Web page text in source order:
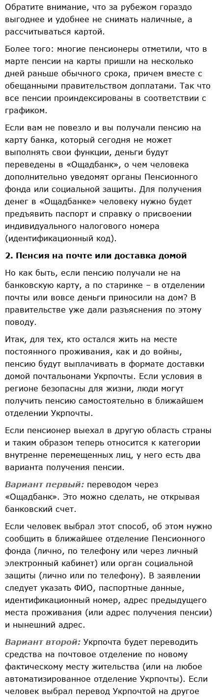
Обратите внимание, что за рубежом гораздо
выгоднее и удобнее не снимать наличные, а
рассчитываться картой.
Более того: многие пенсионеры отметили, что в
марте пенсии на карты пришли на несколько
дней раньше обычного срока, причем вместе с
обещанными правительством доплатами. Так что
все пенсии проиндексированы в соответствии с
графиком.
Если вам не повезло и вы получали пенсию на
карту банка, который сегодня не может
выполнять свои функции, деньги будут
переведены в «Ощадбанк», о чем человека
дополнительно уведомят органы Пенсионного
фонда или социальной защиты. Для получения
денег в «Ощадбанке» человеку нужно будет
предъявить паспорт и справку о присвоении
индивидуального налогового номера
(идентификационный код).
2. Пенсия на почте или доставка домой
Но как быть, если пенсию получали не на
банковскую карту, а по старинке – в отделении
почты или вовсе деньги приносили на дом? В
правительстве уже дали разъяснения по этому
поводу.
Итак, для тех, кто остался жить на месте
постоянного проживания, как и до войны,
пенсию будут выплачивать в формате доставки
домой почтальонами Укрпочты. Если условия в
регионе безопасны для жизни, люди могут
получить пенсию самостоятельно в ближайшем
отделении Укрпочты.
Если пенсионер выехал в другую область страны
и таким образом теперь относится к категории
внутренне перемещенных лиц, у него есть два
варианта получения пенсии.
Вариант первый: переводом через
«Ощадбанк». Это можно сделать, не открывая
банковский счет.
Если человек выбрал этот способ, об этом нужно
сообщить в ближайшее отделение Пенсионного
фонда (лично, по телефону или через личный
электронный кабинет) или орган социальной
защиты (лично или по телефону). В заявлении
следует указать ФИО, паспортные данные,
идентификационный номер, адрес предыдущего
места проживания (или адрес получения пенсии)
и нынешний адрес.
Вариант второй: Укрпочта будет переводить
средства на почтовое отделение по новому
фактическому месту жительства (или на любое
автоматизированное отделение Укрпочты). Если
человек выбрал перевод Укрпочтой на другое